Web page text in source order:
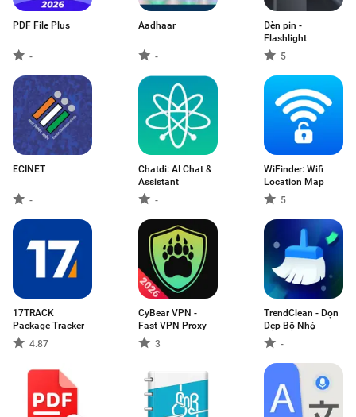
PDF File Plus
-
Aadhaar
-
Đèn pin -
Flashlight
5
ECINET
-
Chatdi: AI Chat &
Assistant
-
WiFinder: Wifi
Location Map
5
17TRACK
Package Tracker
4.87
CyBear VPN -
Fast VPN Proxy
3
TrendClean - Dọn
Dẹp Bộ Nhớ
-